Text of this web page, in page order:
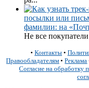
посылки или
фамилии: на
Не все
• Контакты •
Правообладателям •Реклама
Согласие на обработку